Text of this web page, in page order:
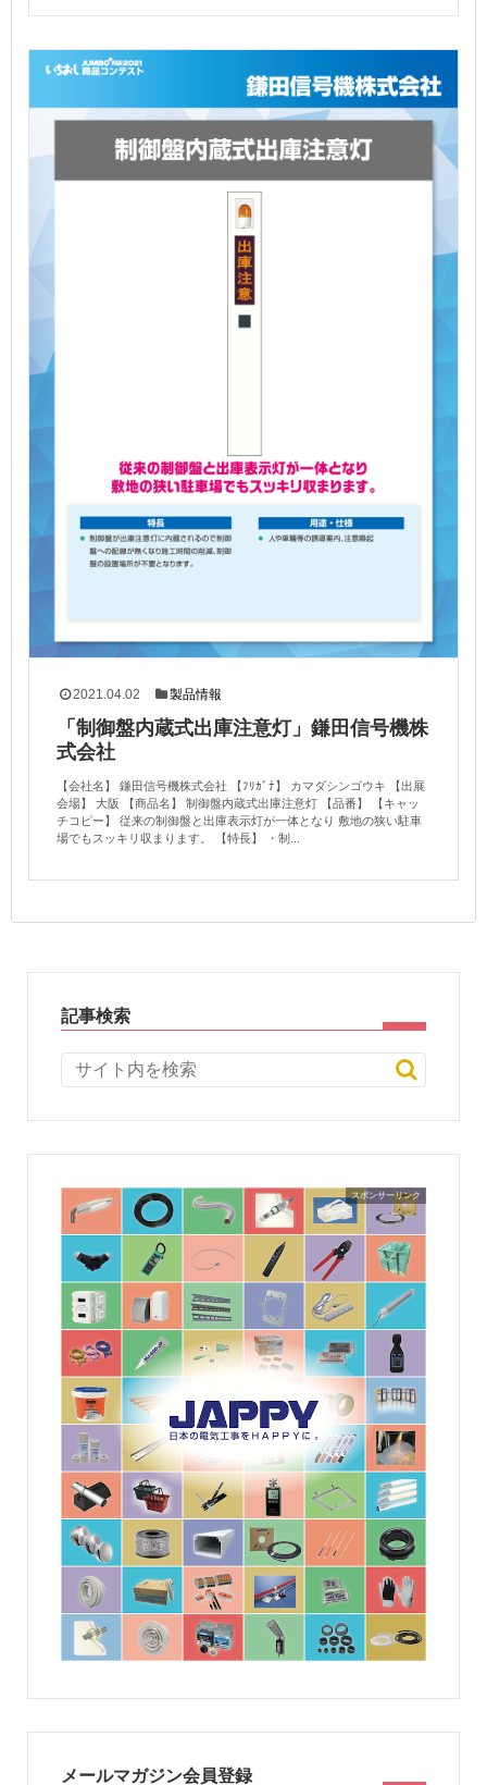
2021.04.02 製品情報
「制御盤内蔵式出庫注意灯」鎌田信号機株
式会社
【会社名】 鎌田信号機株式会社 【ﾌﾘｶﾞﾅ】 カマダシンゴウキ 【出展
会場】 大阪 【商品名】 制御盤内蔵式出庫注意灯 【品番】 【キャッ
チコピー】 従来の制御盤と出庫表示灯が一体となり 敷地の狭い駐車
場でもスッキリ収まります。 【特長】 ・制...
記事検索
メールマガジン会員登録